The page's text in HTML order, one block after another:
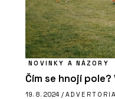
NOVINKY A NÁZORY
Čím se hnojí
19. 8. 2024 /